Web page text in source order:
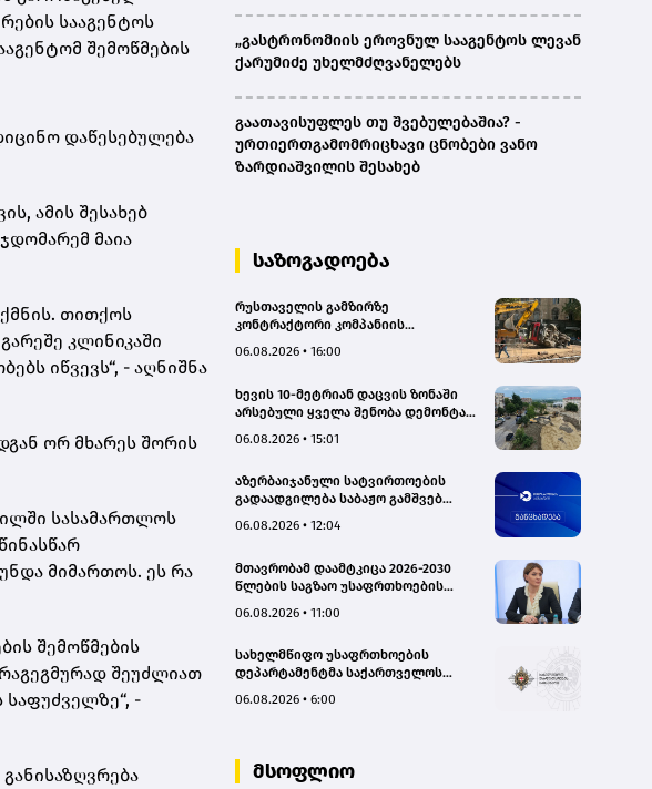
სააგენტოს
შემოწმების
დაწესებულება
ამის შესახებ
მაია
თითქოს
კლინიკაში
იწვევს“, - აღნიშნა
ორ მხარეს შორის
სასამართლოს
მიმართოს. ეს რა
შემოწმების
შეუძლიათ
-
„გასტრონომიის ეროვნულ სააგენტოს ლევან
ქარუმიძე უხელმძღვანელებს
გაათავისუფლეს თუ შვებულებაშია? -
ურთიერთგამომრიცხავი ცნობები ვანო
ზარდიაშვილის შესახებ
საზოგადოება
რუსთაველის გამზირზე
კონტრაქტორი კომპანიის
ახლოს იმოძრავა, რამაც ნიადაგის
გამოიწვია, გადაბრუნდა
ავტომანქანა - თვითმცლელში
იმყოფებოდა მცირეწლოვანი ბავშვი
06.08.2026 • 16:00
ხევის 10-მეტრიან დაცვის ზონაში
არსებული ყველა შენობა დემონტაჟს
06.08.2026 • 15:01
აზერბაიჯანული სატვირთოების
გადაადგილება საბაჟო გამშვებ
მიმდინარეობს- შემოსავლების
06.08.2026 • 12:04
მთავრობამ დაამტკიცა 2026-2030
წლების საგზაო უსაფრთხოების
სამოქმედო გეგმა – თამარ
06.08.2026 • 11:00
სახელმწიფო უსაფრთხოების
დეპარტამენტმა საქართველოს
საზიანოდ საბოტაჟის მუხლით
06.08.2026 • 6:00
მსოფლიო